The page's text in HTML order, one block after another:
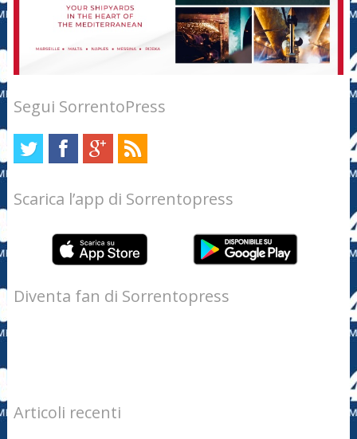
Segui SorrentoPress
Scarica l’app di Sorrentopress
Diventa fan di Sorrentopress
Articoli recenti